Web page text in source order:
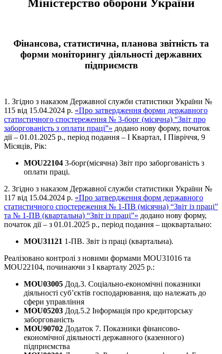
Міністерство оборони України
Фінансова, статистична, планова звітність та
форми моніторингу діяльності державних
підприємств
1. Згідно з наказом Державної служби статистики України №
115 від 15.04.2024 р. «Про затвердження форми державного
статистичного спостереження № 3-борг (місячна) “Звіт про
заборгованість з оплати праці”» додано нову форму, початок
дії – 01.01.2025 р., період подання – І Квартал, І Півріччя, 9
Місяців, Рік:
MOU22104 3-борг(місячна) Звіт про заборгованість з
оплати праці.
2. Згідно з наказом Державної служби статистики України №
117 від 15.04.2024 р. «Про затвердження форм державного
статистичного спостереження № 1-ПВ (місячна) “Звіт із праці”
та № 1-ПВ (квартальна) “Звіт із праці”» додано нову форму,
початок дії – з 01.01.2025 р., період подання – щоквартально:
MOU31121 1-ПВ. Звіт із праці (квартальна).
Реалізовано контролі з новими формами MOU31016 та
MOU22104, починаючи з І кварталу 2025 р.:
MOU03005 Дод.3. Соціально-економічні показники
діяльності суб’єктів господарювання, що належать до
сфери управління
MOU05203 Дод.5.2 Інформація про кредиторську
заборгованість
MOU90702 Додаток 7. Показники фінансово-
економічної діяльності державного (казенного)
підприємства